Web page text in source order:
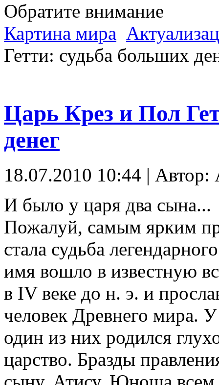
Обратите внимание
Картина мира
Гетти: судьба больших
Царь Крез и Пол
денег
18.07.2010 10:44 | Автор:
И было у царя два сына...
Пожалуй, самым ярким
стала судьба
имя вошло в известную
в IV веке до н. э. и
человек Древнего мира.
один из них родился
царство. Бразды